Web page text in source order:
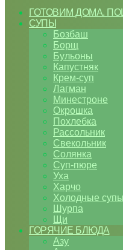
ГОТОВИМ ДОМА.
СУПЫ
Бозбаш
Борщ
Бульоны
Капустняк
Крем-суп
Лагман
Минестроне
Окрошка
Похлебка
Рассольник
Свекольник
Солянка
Суп-пюре
Уха
Харчо
Холодные супы
Шурпа
Щи
ГОРЯЧИЕ БЛЮДА
Азу